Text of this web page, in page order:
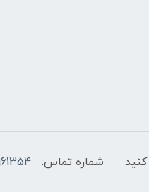
شماره تماس: